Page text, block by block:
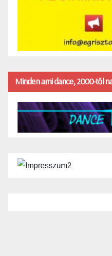
Minden ami dance, 2000-től